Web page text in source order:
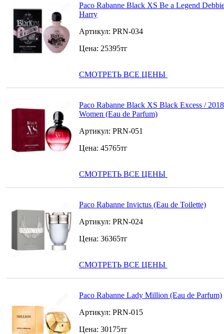
Paco Rabanne Black XS Be a Legend
Harry
Артикул: PRN-034
Цена: 25395тг
СМОТРЕТЬ ВСЕ ЦЕНЫ
Paco Rabanne Black XS Black Excess /
Women (Eau de Parfum)
Артикул: PRN-051
Цена: 45765тг
СМОТРЕТЬ ВСЕ ЦЕНЫ
Paco Rabanne Invictus (Eau de Toilette)
Артикул: PRN-024
Цена: 36365тг
СМОТРЕТЬ ВСЕ ЦЕНЫ
Paco Rabanne Lady Million (Eau de Parfum)
Артикул: PRN-015
Цена: 30175тг